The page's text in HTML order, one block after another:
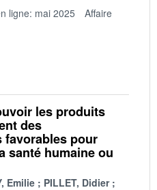
ligne: mai 2025
Affaire
les produits
des
pour
santé humaine ou
Emilie
PILLET, Didier